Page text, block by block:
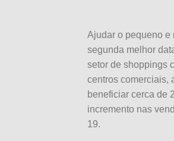
Ajudar o pequeno e
segunda melhor
setor de shoppings
centros comerciais,
beneficiar cerca de
incremento nas
19.